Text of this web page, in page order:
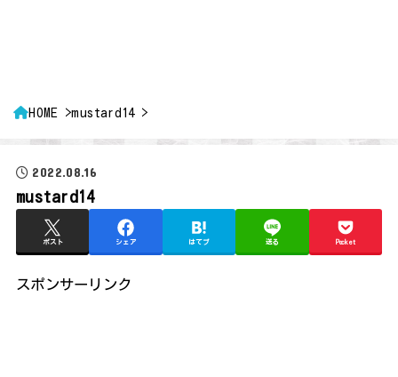
HOME mustard14
2022.08.16
mustard14
ポスト シェア はてブ 送る Pocket
スポンサーリンク